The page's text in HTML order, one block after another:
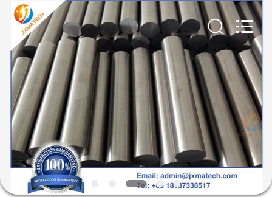
ΣΠΊΤΙ
ΠΡΟΪΌΝΤΑ
ΠΕΡΊΠΟΥ
ΕΜΕΊΣ
Rights
Reserved.
Developed
ECER